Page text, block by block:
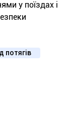
у поїздах і
потягів